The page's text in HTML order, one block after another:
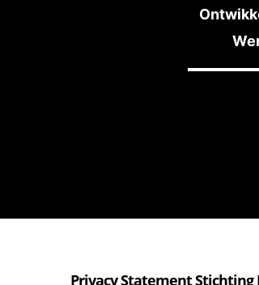
Privacy Statement